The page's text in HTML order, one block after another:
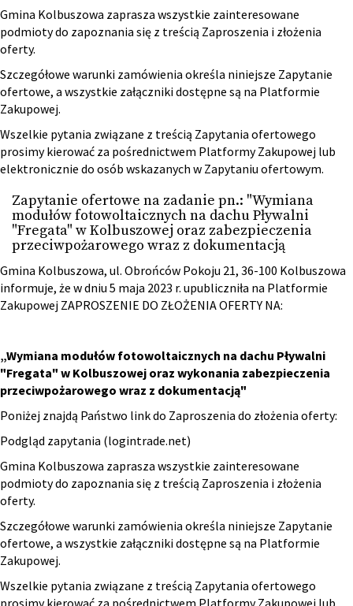
Gmina Kolbuszowa zaprasza wszystkie zainteresowane
podmioty do zapoznania się z treścią Zaproszenia i złożenia
oferty.
Szczegółowe warunki zamówienia określa niniejsze Zapytanie
ofertowe, a wszystkie załączniki dostępne są na Platformie
Zakupowej.
Wszelkie pytania związane z treścią Zapytania ofertowego
prosimy kierować za pośrednictwem Platformy Zakupowej lub
elektronicznie do osób wskazanych w Zapytaniu ofertowym.
Zapytanie ofertowe na zadanie pn.: "Wymiana
modułów fotowoltaicznych na dachu Pływalni
"Fregata" w Kolbuszowej oraz zabezpieczenia
przeciwpożarowego wraz z dokumentacją
Gmina Kolbuszowa, ul. Obrońców Pokoju 21, 36-100 Kolbuszowa
informuje, że w dniu 5 maja 2023 r. upubliczniła na Platformie
Zakupowej ZAPROSZENIE DO ZŁOŻENIA OFERTY NA:
„Wymiana modułów fotowoltaicznych na dachu Pływalni
"Fregata" w Kolbuszowej oraz wykonania zabezpieczenia
przeciwpożarowego wraz z dokumentacją"
Poniżej znajdą Państwo link do Zaproszenia do złożenia oferty:
Podgląd zapytania (logintrade.net)
Gmina Kolbuszowa zaprasza wszystkie zainteresowane
podmioty do zapoznania się z treścią Zaproszenia i złożenia
oferty.
Szczegółowe warunki zamówienia określa niniejsze Zapytanie
ofertowe, a wszystkie załączniki dostępne są na Platformie
Zakupowej.
Wszelkie pytania związane z treścią Zapytania ofertowego
prosimy kierować za pośrednictwem Platformy Zakupowej lub